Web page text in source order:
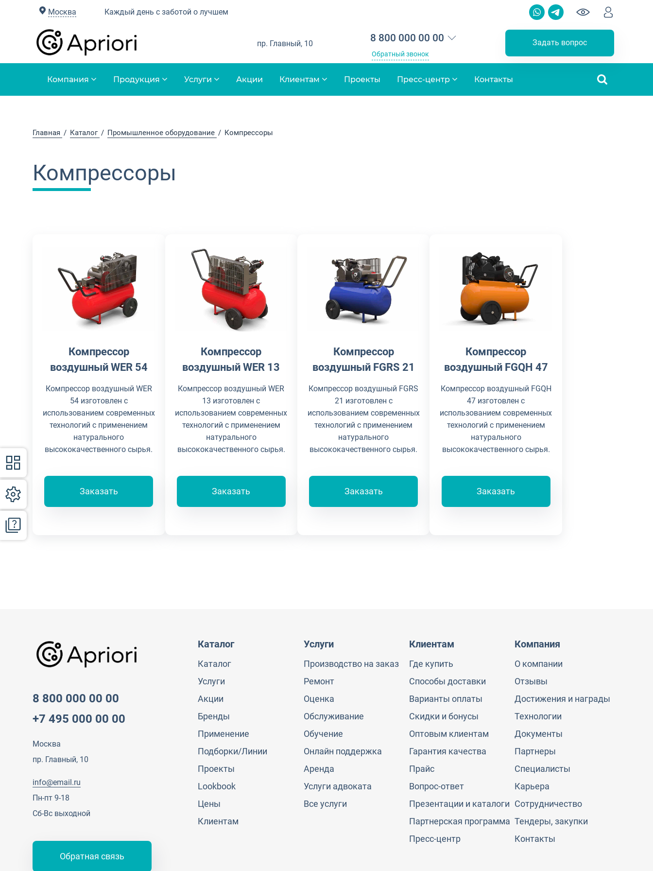
Москва Каждый день с заботой о лучшем
пр. Главный, 10 8 800 000 00 00
Обратный звонок
Задать вопрос
Компания Продукция Услуги Акции Клиентам Проекты Пресс-центр Контакты
Главная Каталог Промышленное оборудование Компрессоры
Компрессоры
Компрессор
воздушный WER 54
Компрессор воздушный WER
54 изготовлен с
использованием современных
технологий с применением
натурального
высококачественного сырья.
Заказать
Компрессор
воздушный WER 13
Компрессор воздушный WER
13 изготовлен с
использованием современных
технологий с применением
натурального
высококачественного сырья.
Заказать
Компрессор
воздушный FGRS 21
Компрессор воздушный FGRS
21 изготовлен с
использованием современных
технологий с применением
натурального
высококачественного сырья.
Заказать
Компрессор
воздушный FGQH 47
Компрессор воздушный FGQH
47 изготовлен с
использованием современных
технологий с применением
натурального
высококачественного сырья.
Заказать
8 800 000 00 00
+7 495 000 00 00
Москва
пр. Главный, 10
info@email.ru
Пн-пт 9-18
Сб-Вс выходной
Обратная связь
Каталог
Каталог
Услуги
Акции
Бренды
Применение
Подборки/Линии
Проекты
Lookbook
Цены
Клиентам
Услуги
Производство на заказ
Ремонт
Оценка
Обслуживание
Обучение
Онлайн поддержка
Аренда
Услуги адвоката
Все услуги
Клиентам
Где купить
Способы доставки
Варианты оплаты
Скидки и бонусы
Оптовым клиентам
Гарантия качества
Прайс
Вопрос-ответ
Презентации и каталоги
Партнерская программа
Пресс-центр
Компания
О компании
Отзывы
Достижения и награды
Технологии
Документы
Партнеры
Специалисты
Карьера
Сотрудничество
Тендеры, закупки
Контакты